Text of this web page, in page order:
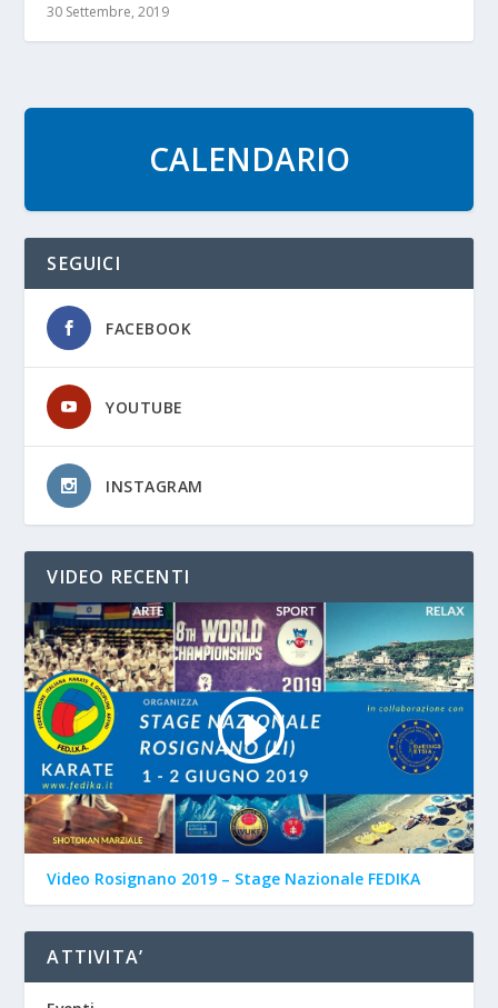
30 Settembre, 2019
CALENDARIO
SEGUICI
FACEBOOK
YOUTUBE
INSTAGRAM
VIDEO RECENTI
Video Rosignano 2019 – Stage Nazionale FEDIKA
ATTIVITA’